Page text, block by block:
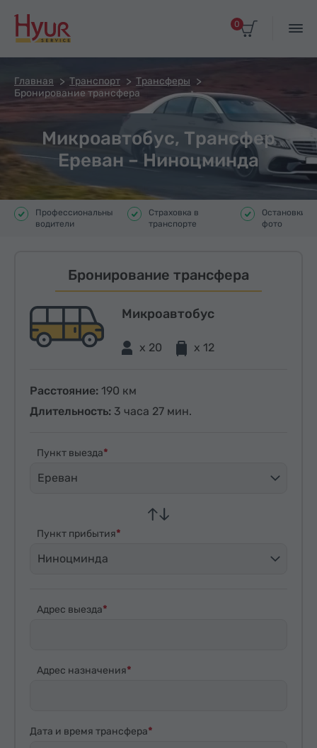
0
Главная Транспорт
Трансферы
Бронирование трансфера
Микроавтобус, Трансфер
Ереван – Ниноцминда
Профессиональные
водители
Страховка в
транспорте
Остановки
фото
Бронирование трансфера
Микроавтобус
x 20 x 12
Расстояние: 190 км
Длительность: 3 часа 27 мин.
Пункт выезда
Ереван
Пункт прибытия
Ниноцминда
Адрес выезда
Адрес назначения
Дата и время трансфера